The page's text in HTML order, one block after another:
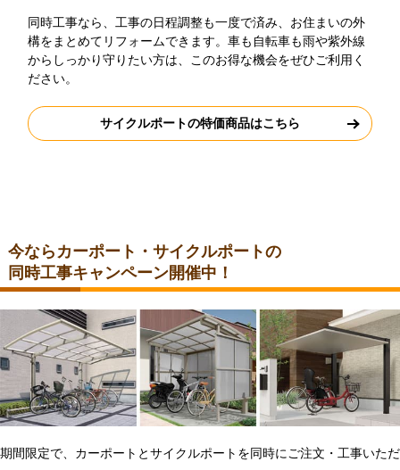
同時工事なら、工事の日程調整も一度で済み、お住まいの外
構をまとめてリフォームできます。車も自転車も雨や紫外線
からしっかり守りたい方は、このお得な機会をぜひご利用く
ださい。
サイクルポートの特価商品はこちら
今ならカーポート・サイクルポートの
同時工事キャンペーン開催中！
期間限定で、カーポートとサイクルポートを同時にご注文・工事いただ